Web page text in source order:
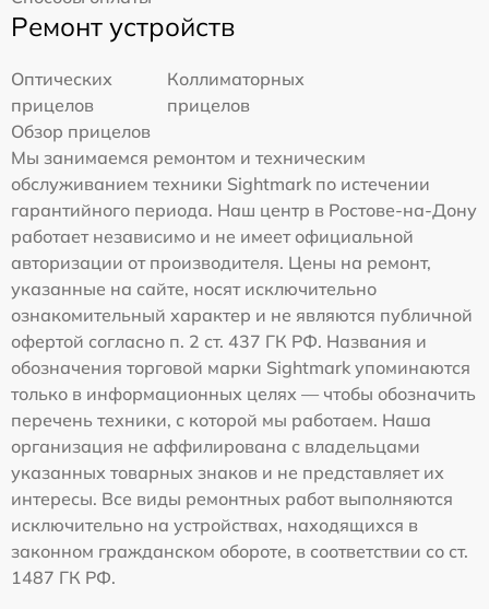
Ремонт устройств
Оптических
прицелов
Коллиматорных
прицелов
Обзор прицелов
Мы занимаемся ремонтом и техническим
обслуживанием техники Sightmark по истечении
гарантийного периода. Наш центр в Ростове-на-Дону
работает независимо и не имеет официальной
авторизации от производителя. Цены на ремонт,
указанные на сайте, носят исключительно
ознакомительный характер и не являются публичной
офертой согласно п. 2 ст. 437 ГК РФ. Названия и
обозначения торговой марки Sightmark упоминаются
только в информационных целях — чтобы обозначить
перечень техники, с которой мы работаем. Наша
организация не аффилирована с владельцами
указанных товарных знаков и не представляет их
интересы. Все виды ремонтных работ выполняются
исключительно на устройствах, находящихся в
законном гражданском обороте, в соответствии со ст.
1487 ГК РФ.